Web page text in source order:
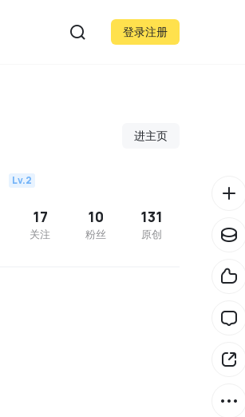
登录注册
进主页
Lv.2
17
关注
10
粉丝
131
原创